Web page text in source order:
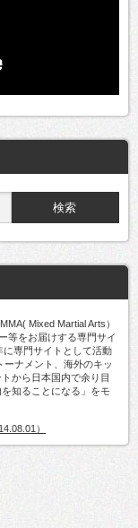
Mixed Martial Arts）
等をお届けする専門サイ
に専門サイトとして活動
ナメント、海外のキッ
から日本国内で余り目
知ることになる」をモ
）